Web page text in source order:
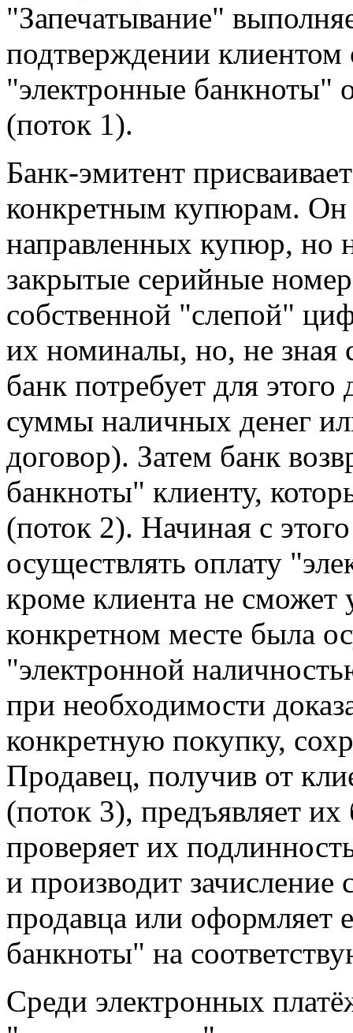
"Запечатывание"
подтверждении
"электронные банкноты"
(поток 1).
Банк-эмитент
конкретным купюрам. Он
направленных купюр, но
закрытые серийные
собственной "слепой"
их номиналы, но, не зная
банк потребует для
суммы наличных денег
договор). Затем банк
банкноты" клиенту,
(поток 2). Начиная с
осуществлять оплату
кроме клиента не сможет
конкретном месте была
"электронной
при необходимости
конкретную покупку,
Продавец, получив от
(поток 3), предъявляет
проверяет их
и производит
продавца или оформляет
банкноты" на
Среди электронных